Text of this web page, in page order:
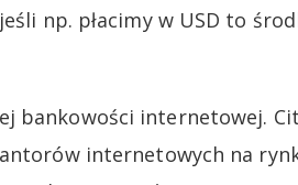
np. płacimy w USD to
bankowości internetowej.
internetowych na